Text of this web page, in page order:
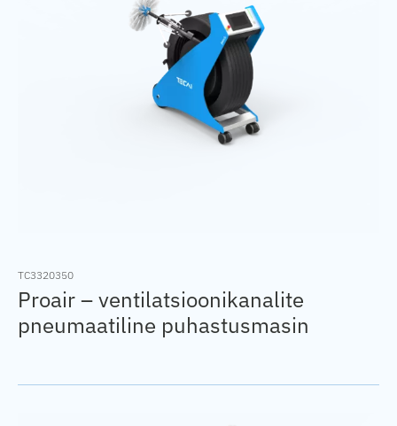
TC3320350
Proair – ventilatsioonikanalite
pneumaatiline puhastusmasin